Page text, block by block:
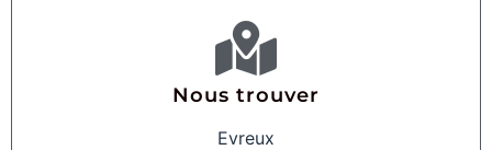
Nous trouver
Evreux